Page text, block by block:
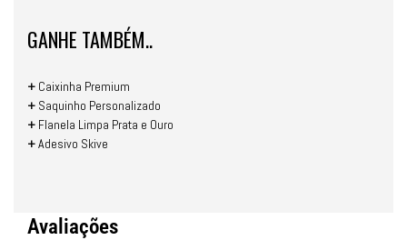
GANHE TAMBÉM..
+ Caixinha Premium
+ Saquinho Personalizado
+ Flanela Limpa Prata e Ouro
+Adesivo Skive
Avaliações